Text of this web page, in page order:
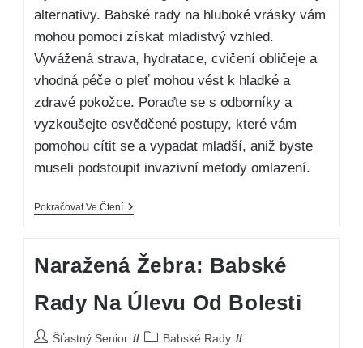
alternativy. Babské rady na hluboké vrásky vám
mohou pomoci získat mladistvý vzhled.
Vyvážená strava, hydratace, cvičení obličeje a
vhodná péče o pleť mohou vést k hladké a
zdravé pokožce. Poraďte se s odborníky a
vyzkoušejte osvědčené postupy, které vám
pomohou cítit se a vypadat mladší, aniž byste
museli podstoupit invazivní metody omlazení.
Pokračovat Ve Čtení
Naražená Žebra: Babské
Rady Na Úlevu Od Bolesti
Šťastný Senior
Babské Rady